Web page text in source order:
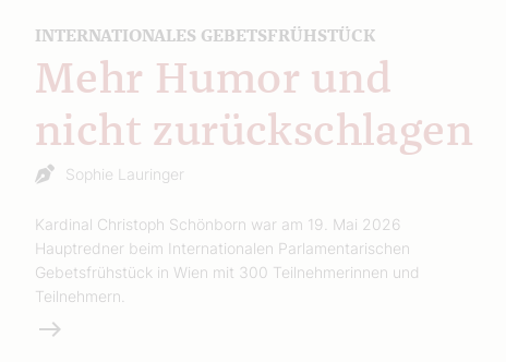
INTERNATIONALES GEBETSFRÜHSTÜCK
Mehr Humor und
nicht zurückschlagen
Sophie Lauringer
Kardinal Christoph Schönborn war am 19. Mai 2026
Hauptredner beim Internationalen Parlamentarischen
Gebetsfrühstück in Wien mit 300 Teilnehmerinnen und
Teilnehmern.
Weiterlesen